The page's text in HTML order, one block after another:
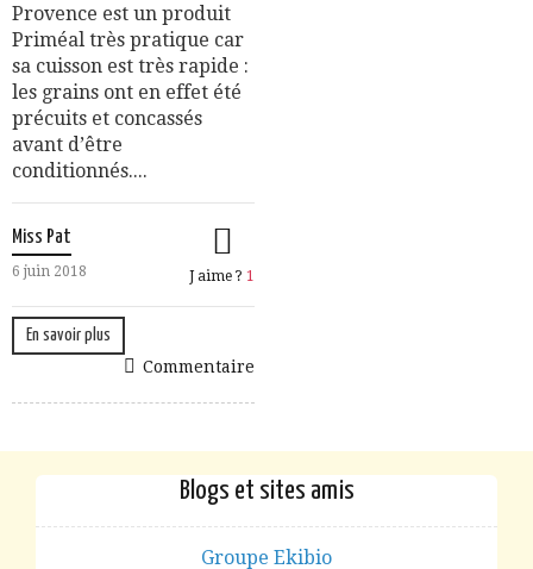
Provence est un produit
Priméal très pratique car
sa cuisson est très rapide :
les grains ont en effet été
précuits et concassés
avant d’être
conditionnés....
Miss Pat
6 juin 2018 J aime ? 1
En savoir plus
Commentaire
Blogs et sites amis
Groupe Ekibio